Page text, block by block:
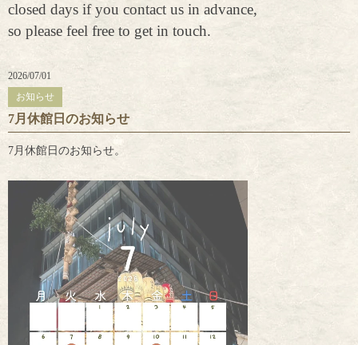
closed days if you contact us in advance,
so please feel free to get in touch.
2026/07/01
お知らせ
7月休館日のお知らせ
7月休館日のお知らせ。